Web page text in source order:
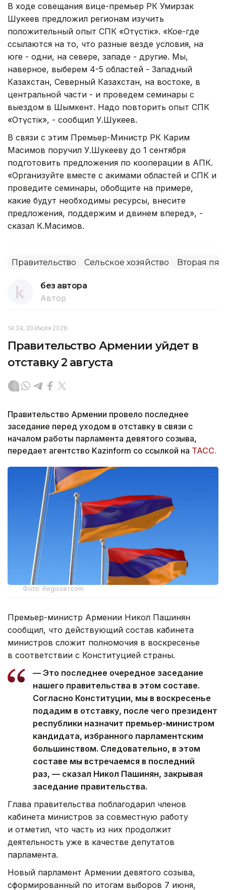
В ходе совещания вице-премьер РК Умирзак
Шукеев предложил регионам изучить
положительный опыт СПК «Оңтүстік». «Кое-где
ссылаются на то, что разные везде условия, на
юге - одни, на севере, западе - другие. Мы,
наверное, выберем 4-5 областей - Западный
Казахстан, Северный Казахстан, на востоке, в
центральной части - и проведем семинары с
выездом в Шымкент. Надо повторить опыт СПК
«Оңтүстік», - сообщил У.Шукеев.
В связи c этим Премьер-Министр РК Карим
Масимов поручил У.Шукееву до 1 сентября
подготовить предложения по кооперации в АПК.
«Организуйте вместе с акимами областей и СПК и
проведите семинары, обобщите на примере,
какие будут необходимы ресурсы, внесите
предложения, поддержим и двинем вперед», -
сказал К.Масимов.
Правительство Сельское хозяйство Вторая
без автора
Автор
14:34, 30 Июля 2026
Правительство Армении уйдет в
отставку 2 августа
Правительство Армении провело последнее
заседание перед уходом в отставку в связи с
началом работы парламента девятого созыва,
передает агентство Kazinform со ссылкой на ТАСС.
Фото: Regisser.com
Премьер-министр Армении Никол Пашинян
сообщил, что действующий состав кабинета
министров сложит полномочия в воскресенье
в соответствии с Конституцией страны.
— Это последнее очередное заседание
нашего правительства в этом составе.
Согласно Конституции, мы в воскресенье
подадим в отставку, после чего президент
республики назначит премьер-министром
кандидата, избранного парламентским
большинством. Следовательно, в этом
составе мы встречаемся в последний
раз, — сказал Никол Пашинян, закрывая
заседание правительства.
Глава правительства поблагодарил членов
кабинета министров за совместную работу
и отметил, что часть из них продолжит
деятельность уже в качестве депутатов
парламента.
Новый парламент Армении девятого созыва,
сформированный по итогам выборов 7 июня,